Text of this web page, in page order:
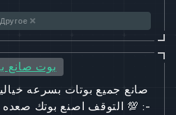
Другое
بوت صانع
صانع جميع بوتات بسرعه
التوقف اصنع بوتك صعده